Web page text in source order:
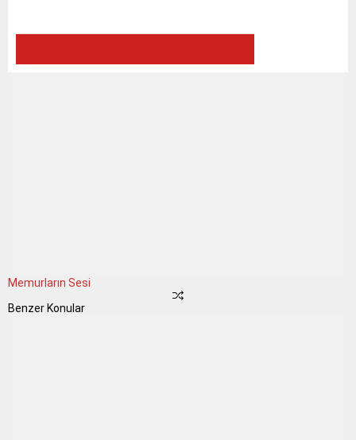
Memurların Sesi
Benzer Konular